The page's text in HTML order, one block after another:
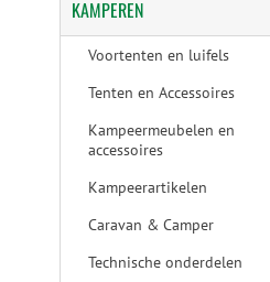
KAMPEREN
Voortenten en luifels
Tenten en Accessoires
Kampeermeubelen en
accessoires
Kampeerartikelen
Caravan & Camper
Technische onderdelen